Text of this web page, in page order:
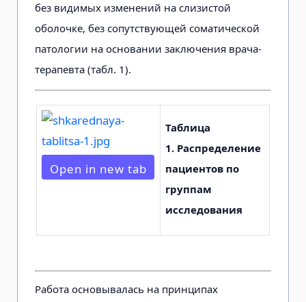
без видимых изменений на слизистой
оболочке, без сопутствующей соматической
патологии на основании заключения врача-
терапевта (табл. 1).
Open in new tab
Таблица
1. Распределение
пациентов по
группам
исследования
Работа основывалась на принципах